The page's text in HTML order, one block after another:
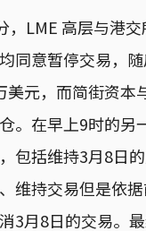
，LME 高层与港
同意暂停交易，
美元，而简街资本
。在早上9时的另
包括维持3月8日
维持交易但是依
3月8日的交易。